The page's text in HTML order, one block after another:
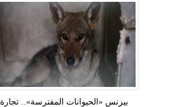
بيزنس «الحيوانات المفترسة».. تجارة